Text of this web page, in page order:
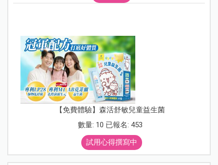
【免費體驗】森活舒敏兒童益生菌
數量: 10 已報名: 453
試用心得撰寫中